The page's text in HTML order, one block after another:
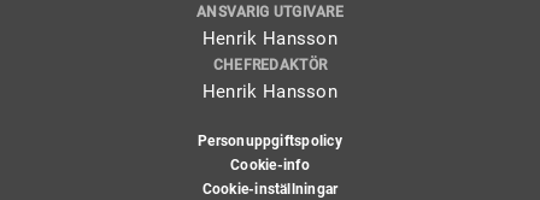
ANSVARIG UTGIVARE
Henrik Hansson
CHEFREDAKTÖR
Henrik Hansson
Personuppgiftspolicy
Cookie-info
Cookie-inställningar